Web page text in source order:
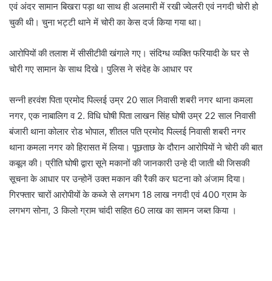
एवं अंदर सामान बिखरा पड़ा था साथ ही अलमारी में रखी ज्वेलरी एवं नगदी चोरी हो
चुकी थी। चुना भट्टी थाने में चोरी का केस दर्ज किया गया था।
आरोपियों की तलाश में सीसीटीवी खंगाले गए। संदिग्ध व्यक्ति फरियादी के घर से
चोरी गए सामान के साथ दिखे। पुलिस ने संदेह के आधार पर
सन्नी हरवंश पिता प्रमोद पिल्लई उम्र 20 साल निवासी शबरी नगर थाना कमला
नगर, एक नाबालिग व 2. विधि घोषी पिता लाखन सिंह घोषी उम्र 22 साल निवासी
बंजारी थाना कोलार रोड भोपाल, शीतल पति प्रमोद पिल्लई निवासी शबरी नगर
थाना कमला नगर को हिरासत में लिया। पूछताछ के दौरान आरोपियों ने चोरी की बात
कबूल की। प्रीति घोषी द्वारा सूने मकानों की जानकारी उन्हे दी जाती थी जिसकी
सूचना के आधार पर उन्होनें उक्त मकान की रैकी कर घटना को अंजाम दिया।
गिरफ्तार चारों आरोपीयों के कब्जे से लगभग 18 लाख नगदी एवं 400 ग्राम के
लगभग सोना, 3 किलो ग्राम चांदी सहित 60 लाख का सामन जब्त किया ।